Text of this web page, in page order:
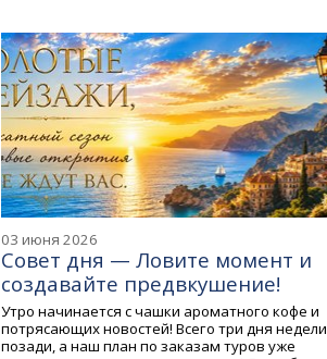
03 июня 2026
Совет дня — Ловите момент и
создавайте предвкушение!
Утро начинается с чашки ароматного кофе и
потрясающих новостей! Всего три дня недели
позади, а наш план по заказам туров уже